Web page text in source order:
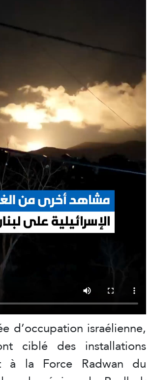
d’occupation israélienne,
ciblé des installations
à la Force Radwan du